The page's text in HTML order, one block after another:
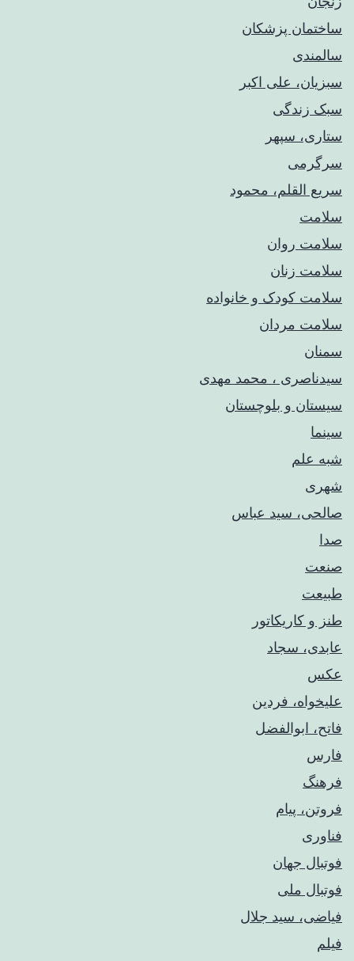
ساختمان پزشکان
سالمندی
سبزیان، علی اکبر
سبک زندگی
ستاری، سپهر
سرگرمی
سریع القلم، محمود
سلامت
سلامت روان
سلامت زنان
سلامت کودک‌ و خانواده
سلامت مردان
سمنان
سیدناصری ، محمد مهدی
سیستان و بلوچستان
سینما
شبه علم
شهری
صالحی، سید عباس
صدا
صنعت
طبیعت
طنز و کاریکاتور
عابدی، سجاد
عکس
علیخواه، فردین
فاتح، ابوالفضل
فارس
فرهنگ
فروتن، پیام
فناوری
فوتبال جهان
فوتبال ملی
فیاضی، سید جلال
فیلم